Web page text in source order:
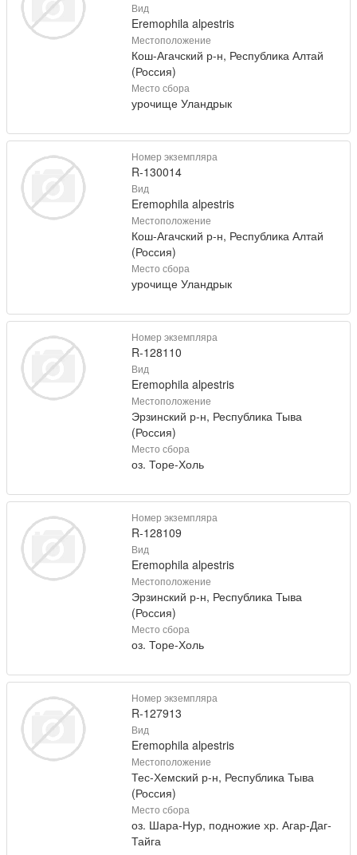
Вид
Eremophila alpestris
Местоположение
Кош-Агачский р-н, Республика Алтай
(Россия)
Место сбора
урочище Уландрык
Номер экземпляра
R-130014
Вид
Eremophila alpestris
Местоположение
Кош-Агачский р-н, Республика Алтай
(Россия)
Место сбора
урочище Уландрык
Номер экземпляра
R-128110
Вид
Eremophila alpestris
Местоположение
Эрзинский р-н, Республика Тыва
(Россия)
Место сбора
оз. Торе-Холь
Номер экземпляра
R-128109
Вид
Eremophila alpestris
Местоположение
Эрзинский р-н, Республика Тыва
(Россия)
Место сбора
оз. Торе-Холь
Номер экземпляра
R-127913
Вид
Eremophila alpestris
Местоположение
Тес-Хемский р-н, Республика Тыва
(Россия)
Место сбора
оз. Шара-Нур, подножие хр. Агар-Даг-
Тайга